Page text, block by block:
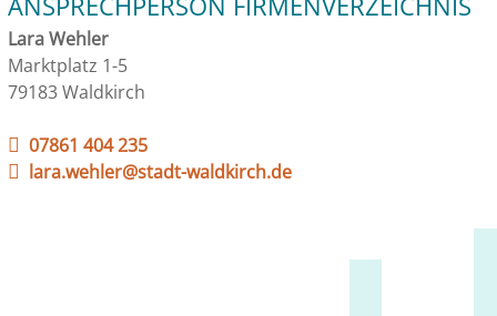
Lara Wehler
Marktplatz 1-5
79183 Waldkirch
07861 404 235
lara.wehler@stadt-waldkirch.de